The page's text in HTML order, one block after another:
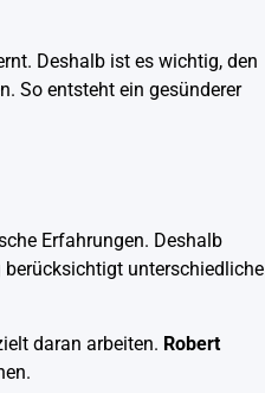
Deshalb ist es wichtig, den
So entsteht ein gesünderer
Erfahrungen. Deshalb
unterschiedliche
daran arbeiten. Robert